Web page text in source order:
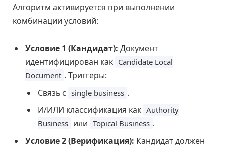
Алгоритм активируется при выполнении
комбинации условий:
Условие 1 (Кандидат): Документ
идентифицирован как Candidate Local
Document . Триггеры:
Связь с single business .
И/ИЛИ классификация как Authority
Business или Topical Business .
Условие 2 (Верификация): Кандидат должен